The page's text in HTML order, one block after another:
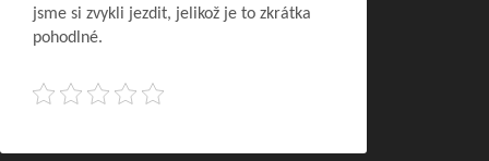
jsme si zvykli jezdit, jelikož je to zkrátka
pohodlné.